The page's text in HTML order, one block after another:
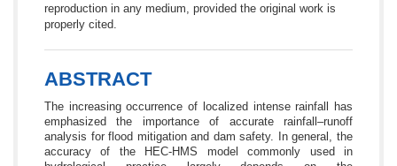
reproduction in any medium, provided the original work is
properly cited.
ABSTRACT
The increasing occurrence of localized intense rainfall has
emphasized the importance of accurate rainfall–runoff
analysis for flood mitigation and dam safety. In general, the
accuracy of the HEC-HMS model commonly used in